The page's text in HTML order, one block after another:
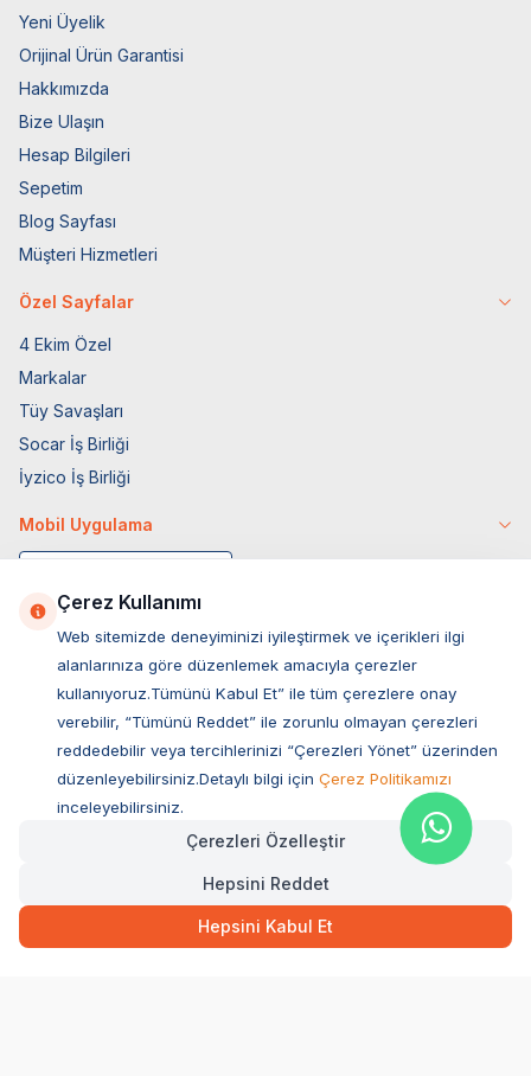
79,00TL Hızlı Teslimat
SEPETE EKLE
Yeni Üyelik
Orijinal Ürün Garantisi
Hakkımızda
Bize Ulaşın
Hesap Bilgileri
Sepetim
Blog Sayfası
Müşteri Hizmetleri
Özel Sayfalar
4 Ekim Özel
Markalar
Tüy Savaşları
Socar İş Birliği
İyzico İş Birliği
Mobil Uygulama
Müşteri Hizmetleri
Sıkça Sorulan Sorular
Ovacık Mah. Hacıoğlu Sok. No:13 Başiskele / KOCAELİ
Müşteri Destek Hattı
Çerez Kullanımı
Web sitemizde deneyiminizi iyileştirmek ve içerikleri ilgi
alanlarınıza göre düzenlemek amacıyla çerezler
kullanıyoruz.Tümünü Kabul Et” ile tüm çerezlere onay
verebilir, “Tümünü Reddet” ile zorunlu olmayan çerezleri
reddedebilir veya tercihlerinizi “Çerezleri Yönet” üzerinden
düzenleyebilirsiniz.Detaylı bilgi için Çerez Politikamızı
inceleyebilirsiniz.
Çerezleri Özelleştir
Hepsini Reddet
Hepsini Kabul Et